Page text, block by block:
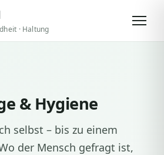
· Haltung
& Hygiene
selbst – bis zu einem
der Mensch gefragt ist,